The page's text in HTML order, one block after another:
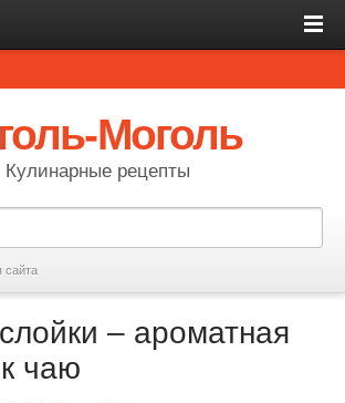
Моголь
Кулинарные рецепты
сайта
– ароматная
чаю